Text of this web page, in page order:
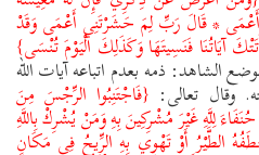
أَعْمَى * قَالَ رَبِّ لِمَ حَشَرْتَنِي أَعْمَى وَقَدْ
آيَاتُنَا فَنَسِيتَهَا وَكَذَلِكَ الْيَوْمَ تُنْسَى}
الشاهد: ذمه بعدم اتباعه آيات الله
وقال تعالى: {فَاجْتَنِبُوا الرِّجْسَ مِنَ
حُنَفَاءَ لِلَّهِ غَيْرَ مُشْرِكِينَ بِهِ وَمَنْ يُشْرِكْ بِاللَّهِ
الطَّيْرُ أَوْ تَهْوِي بِهِ الرِّيحُ فِي مَكَانٍ